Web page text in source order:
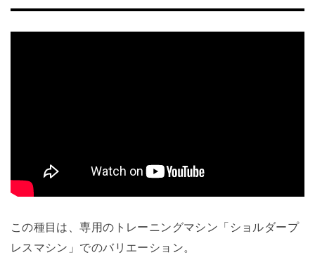
この種目は、専用のトレーニングマシン「ショルダープ
レスマシン」でのバリエーション。